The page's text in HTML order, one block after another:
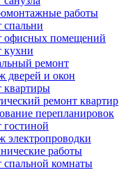
работы
спальни
офисных помещений
кухни
ремонт
дверей и окон
квартиры
ремонт квартир
перепланировок
гостиной
электропроводки
работы
спальной комнаты